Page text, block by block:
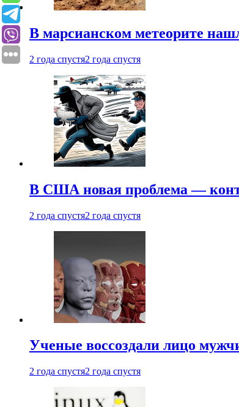
В марсианском метеорите
2 года спустя2 года спустя
В США новая проблема —
2 года спустя2 года спустя
Ученые воссоздали лицо
2 года спустя2 года спустя